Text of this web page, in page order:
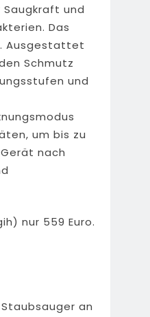
und
Das
Ausgestattet
Schmutz
und
um bis zu
nach
nur 559 Euro.
an